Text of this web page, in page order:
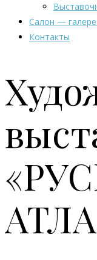
Салон —
Контакты